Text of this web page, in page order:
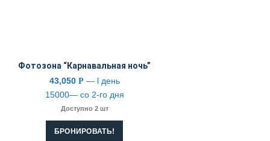
Фотозона “Карнавальная ночь”
43,050 Р — l день
15000— со 2-го дня
Доступно 2 шт
БРОНИРОВАТЬ!